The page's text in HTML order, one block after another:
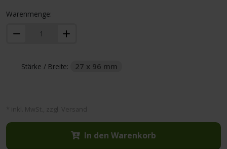
Warenmenge:
Stärke / Breite: 27 x 96 mm
* inkl. MwSt., zzgl. Versand
In den Warenkorb